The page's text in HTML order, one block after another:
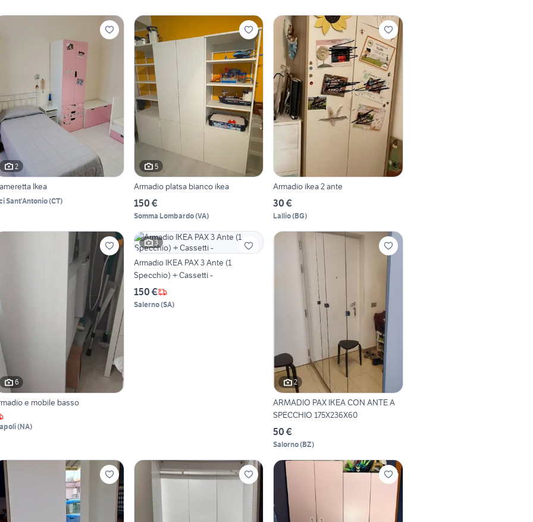
2
Ikea
Sant'Antonio(CT)
5
Armadio platsa bianco ikea
150 €
Somma Lombardo(VA)
Armadio ikea 2 ante
30 €
Lallio(BG)
6
e mobile basso
(NA)
3
Armadio IKEA PAX 3 Ante (1
Specchio) + Cassetti -
150 €
Salerno(SA)
2
ARMADIO PAX IKEA CON ANTE A
SPECCHIO 175X236X60
50 €
Salorno(BZ)